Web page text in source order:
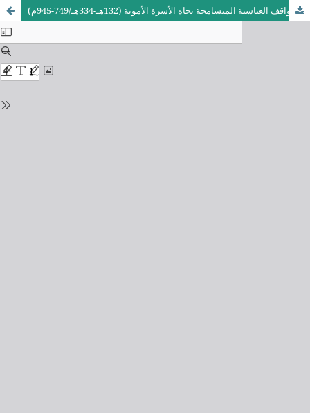
المواقف العباسية المتسامحة تجاه الأسرة الأموية (132هـ-334هـ/749-945م)